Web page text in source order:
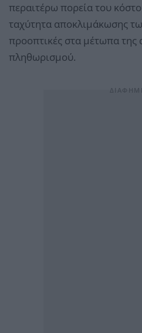
περαιτέρω πορεία του
ταχύτητα αποκλιμάκωσης
προοπτικές στα μέτωπα της
πληθωρισμού.